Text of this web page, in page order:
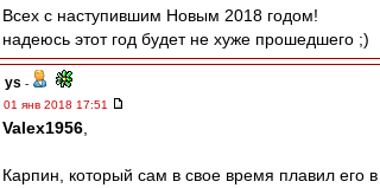
Всех с наступившим Новым 2018 годом!
надеюсь этот год будет не хуже прошедшего ;)
ys -
01 янв 2018 17:51
Valex1956
Карпин, который сам в свое время плавил его в